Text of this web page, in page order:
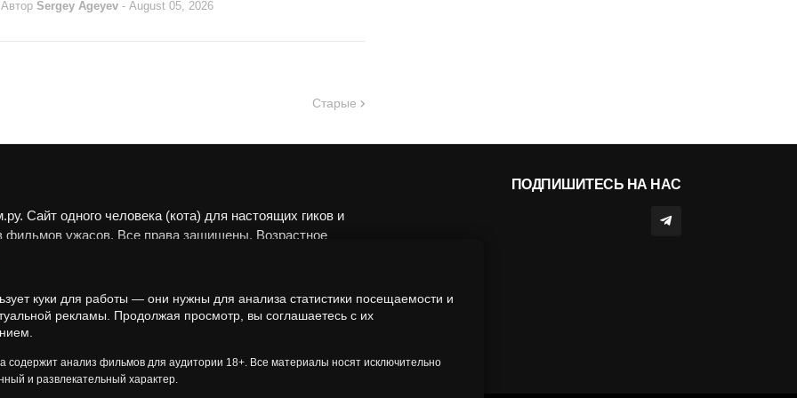
Автор Sergey Ageyev - August 05, 2026
Старые
Сайт одного человека (кота) для настоящих гиков и
фильмов ужасов. Все права защищены. Возрастное
представлены исключительно в развлекательных
целях. Мы не пропагандируем запрещённые
анализируем художественные произведения в рамках
ПОДПИШИТЕСЬ НА НАС
куки для работы — они нужны для анализа статистики посещаемости и
рекламы. Продолжая просмотр, вы соглашаетесь с их
содержит анализ фильмов для аудитории 18+. Все материалы носят исключительно
и развлекательный характер.